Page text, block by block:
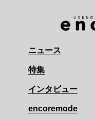
ニュース
特集
インタビュー
encoremode